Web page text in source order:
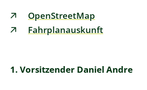
OpenStreetMap
Fahrplanauskunft
1. Vorsitzender Daniel Andre